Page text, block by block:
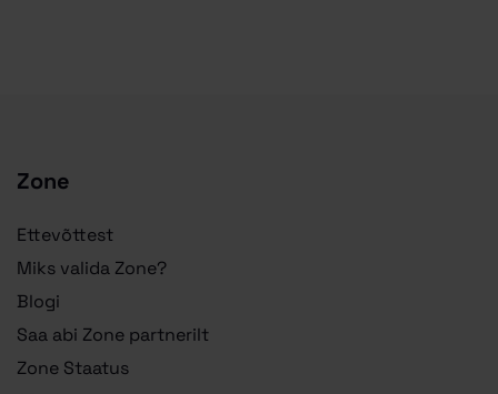
Zone
Ettevõttest
Miks valida Zone?
Blogi
Saa abi Zone partnerilt
Zone Staatus